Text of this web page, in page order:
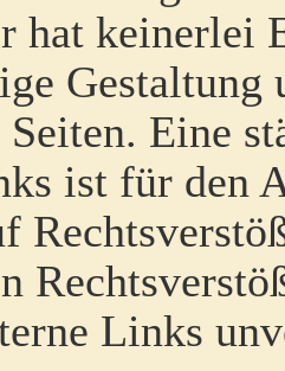
hat keinerlei
Gestaltung
Eine
ist für den
Links